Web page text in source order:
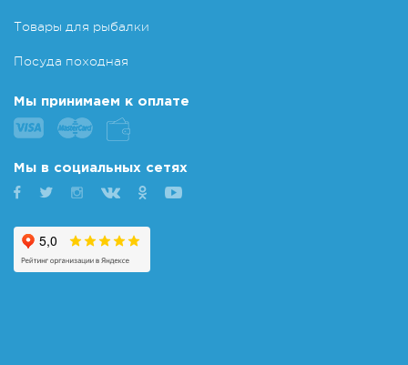
Товары для рыбалки
Посуда походная
Мы принимаем к оплате
Мы в социальных сетях